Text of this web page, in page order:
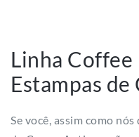
Linha
Estampas
Se você, assim como